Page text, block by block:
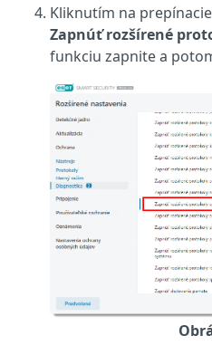
Kliknutím na
Zapnúť rozšírené
funkciu zapnite a